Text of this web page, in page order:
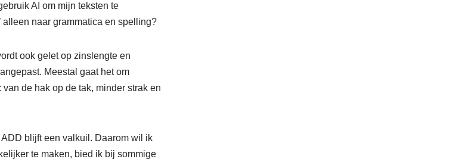
AI om mijn teksten te
naar grammatica en spelling?
ook gelet op zinslengte en
Meestal gaat het om
de hak op de tak, minder strak en
blijft een valkuil. Daarom wil ik
te maken, bied ik bij sommige